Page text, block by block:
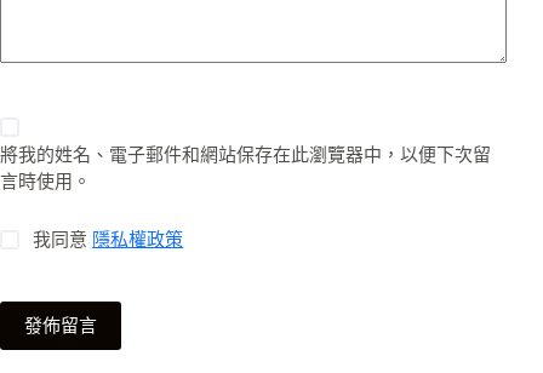
將我的姓名、電子郵件和網站保存在此瀏覽器中，以便下次留
言時使用。
我同意 隱私權政策
發佈留言